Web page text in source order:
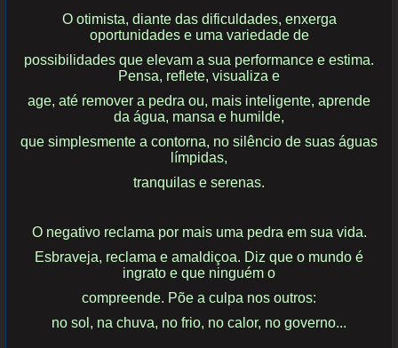
O otimista, diante das dificuldades, enxerga
oportunidades e uma variedade de
possibilidades que elevam a sua performance e estima.
Pensa, reflete, visualiza e
age, até remover a pedra ou, mais inteligente, aprende
da água, mansa e humilde,
que simplesmente a contorna, no silêncio de suas águas
límpidas,
tranquilas e serenas.
O negativo reclama por mais uma pedra em sua vida.
Esbraveja, reclama e amaldiçoa. Diz que o mundo é
ingrato e que ninguém o
compreende. Põe a culpa nos outros:
no sol, na chuva, no frio, no calor, no governo...